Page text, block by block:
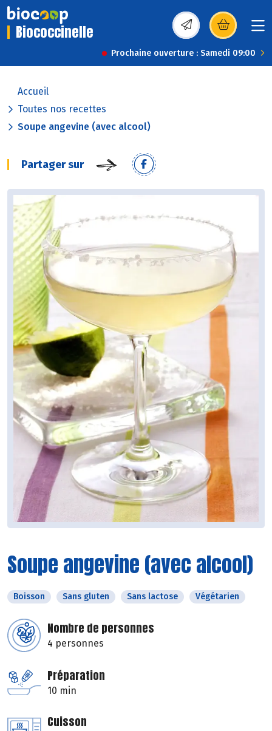
Biococcinelle (s’ouvre dans une
Prochaine ouverture : Samedi 09:00
Accueil
Toutes nos recettes
Soupe angevine (avec alcool)
Partager sur
Soupe angevine (avec alcool)
Boisson Sans gluten Sans lactose Végétarien
Nombre de personnes
4 personnes
Préparation
10 min
Cuisson